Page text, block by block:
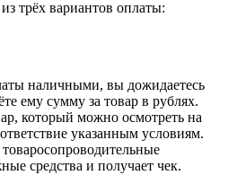
трёх вариантов оплаты:
наличными, вы дожидаетесь
ему сумму за товар в рублях.
который можно осмотреть на
указанным условиям.
средства и получает чек.